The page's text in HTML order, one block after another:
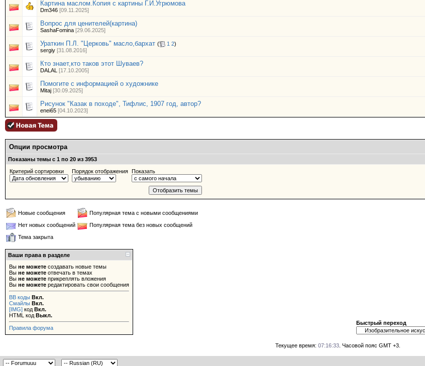
Картина маслом.Копия с картины Г.И.Угрюмова
Dm346 [09.11.2025]
Вопрос для ценителей(картина)
SashaFomina [29.06.2025]
Ураткин П.Л. "Церковь" масло,бархат ( 1 2)
sergiy [31.08.2016]
Кто знает,кто таков этот Шуваев?
DALAL [17.10.2005]
Помогите с информацией о художнике
Mitaj [30.09.2025]
Рисунок "Казак в походе", Тифлис, 1907 год, автор?
enei65 [04.10.2023]
Опции просмотра
Показаны темы с 1 по 20 из 3953
Критерий сортировки
Порядок отображения Показать
Новые сообщения
Популярная тема с новыми сообщениями
Нет новых сообщений
Популярная тема без новых сообщений
Тема закрыта
Ваши права в разделе
Вы не можете создавать новые темы
Вы не можете отвечать в темах
Вы не можете прикреплять вложения
Вы не можете редактировать свои сообщения
BB коды Вкл.
Смайлы Вкл.
[IMG] код Вкл.
HTML код Выкл.
Правила форума
Быстрый переход
Текущее время: 07:16:33. Часовой пояс GMT +3.